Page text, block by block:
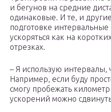
и бегунов на средние
одинаковые. И те, и
подготовке
ускоряться как на
отрезках.
– Я использую интервалы,
Например, если буду
смогу пробежать
ускорений можно